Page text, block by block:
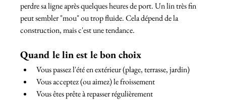
perdre sa ligne après quelques heures de port. Un lin très fin
peut sembler "mou" ou trop fluide. Cela dépend de la
construction, mais c'est une tendance.
Quand le lin est le bon choix
Vous passez l'été en extérieur (plage, terrasse, jardin)
Vous acceptez (ou aimez) le froissement
Vous êtes prête à repasser régulièrement